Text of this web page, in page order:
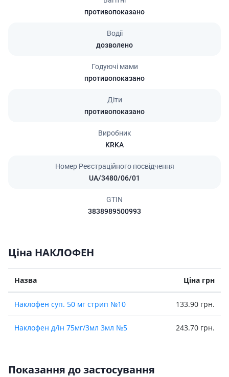
противопоказано
Водії
дозволено
Годуючі мами
противопоказано
Діти
противопоказано
Виробник
KRKA
Номер Реєстраційного посвідчення
UA/3480/06/01
GTIN
3838989500993
Ціна НАКЛОФЕН
Назва Ціна грн
Наклофен суп. 50 мг стрип №10 133.90 грн.
Наклофен д/iн 75мг/3мл 3мл №5 243.70 грн.
Показання до застосування